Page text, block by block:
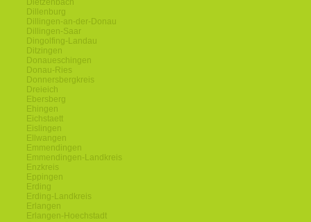
Dietzenbach
Dillenburg
Dillingen-an-der-Donau
Dillingen-Saar
Dingolfing-Landau
Ditzingen
Donaueschingen
Donau-Ries
Donnersbergkreis
Dreieich
Ebersberg
Ehingen
Eichstaett
Eislingen
Ellwangen
Emmendingen
Emmendingen-Landkreis
Enzkreis
Eppingen
Erding
Erding-Landkreis
Erlangen
Erlangen-Hoechstadt